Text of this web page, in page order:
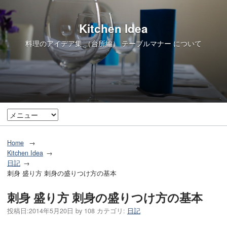
Kitchen Idea
料理のアイデア集 （台所編） テーブルマナー について
Home
Kitchen Idea
日記
刺身 盛り方 刺身の盛りつけ方の基本
刺身 盛り方 刺身の盛りつけ方の基本
投稿日:2014年5月20日 by 108 カテゴリ: 日記